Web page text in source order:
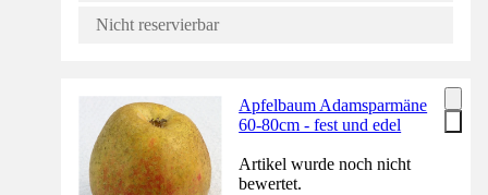
Nicht reservierbar
Apfelbaum Adamsparmäne
60-80cm - fest und edel
Artikel wurde noch nicht
bewertet.